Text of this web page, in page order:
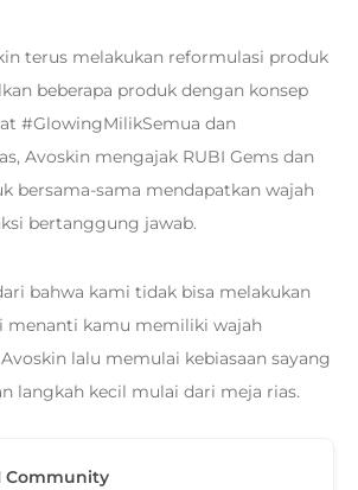
terus melakukan reformulasi produk
beberapa produk dengan konsep
#GlowingMilikSemua dan
Avoskin mengajak RUBI Gems dan
bersama-sama mendapatkan wajah
bertanggung jawab.
bahwa kami tidak bisa melakukan
menanti kamu memiliki wajah
lalu memulai kebiasaan sayang
langkah kecil mulai dari meja rias.
Community